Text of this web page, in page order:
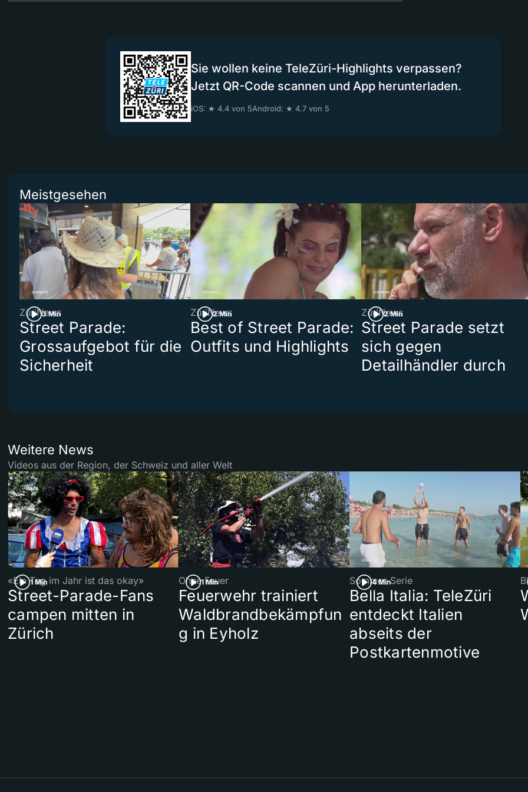
Sie wollen keine TeleZüri-Highlights verpassen?
Jetzt QR-Code scannen und App herunterladen.
iOS: ★ 4.4 von 5Android: ★ 4.7 von 5
Meistgesehen
3 Min
ZüriNews
Street Parade:
Grossaufgebot für die
Sicherheit
2 Min
ZüriNews
Best of Street Parade:
Outfits und Highlights
2 Min
ZüriNews
Street Parade setzt
sich gegen
Detailhändler durch
Weitere News
Videos aus der Region, der Schweiz und aller Welt
1 Min
«Ein Tag im Jahr ist das okay»
Street-Parade-Fans
campen mitten in
Zürich
1 Min
Ohne Feuer
Feuerwehr trainiert
Waldbrandbekämpfun
g in Eyholz
4 Min
Sommer-Serie
Bella Italia: TeleZüri
entdeckt Italien
abseits der
Postkartenmotive